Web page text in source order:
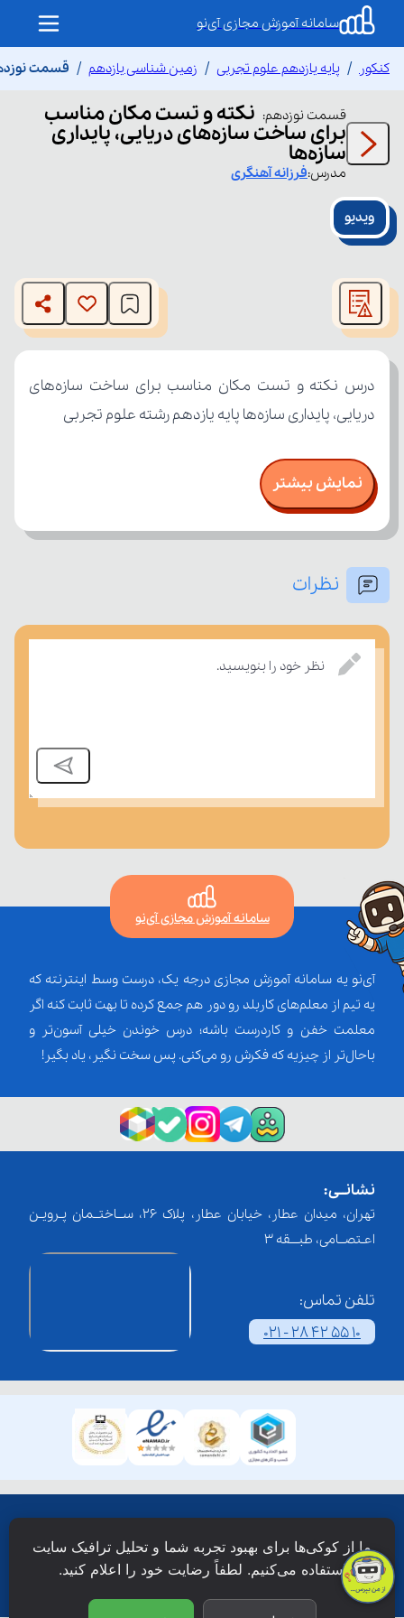
سامانه آموزش مجازی آی‌نو
کنکور پایه یازدهم علوم تجربی زمین شناسی یازدهم قسمت
قسمت نوزدهم: نکته و تست مکان مناسب
برای ساخت سازه‌های دریایی، پایداری
سازه‌ها
مدرس:فرزانهآهنگری
ویدیو
modal
window.
The media could not be loaded, either because the server
or network failed or because the format is not supported.
دریایی، پایداری سازه‌ها پایه یازدهم رشته علوم تجربی
نمایش بیشتر
نظرات
نظر خود را بنویسید.
سامانه آموزش مجازی آی‌نو
آی‌نو یه سامانه آموزش مجازی درجه یک، درست وسط اینترنته که
یه تیم از معلم‌‌های کاربلد رو دور هم جمع کرده تا بهت ثابت کنه اگر
معلمت خفن و کاردرست باشه؛ درس خوندن خیلی آسون‌تر و
باحال‌تر از چیزیه که فکرش رو می‌کنی. پس سخت نگیر، یاد بگیر!
نشانــی:
تهران، میدان عطار، خیابان عطار، پلاک 26، ســاختــمان پـرویـن
اعـتصــامی، طبـــقه 3
تلفن تماس:
021 - 28 42 55 10
دانش نویان محفوظ است.
ما از کوکی‌ها برای بهبود تجربه شما و تحلیل ترافیک سایت
استفاده می‌کنیم. لطفاً رضایت خود را اعلام کنید.